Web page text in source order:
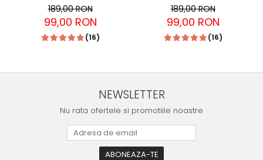
189,00 RON
99,00 RON
(16)
189,00 RON
99,00 RON
(16)
NEWSLETTER
Nu rata ofertele si promotiile noastre